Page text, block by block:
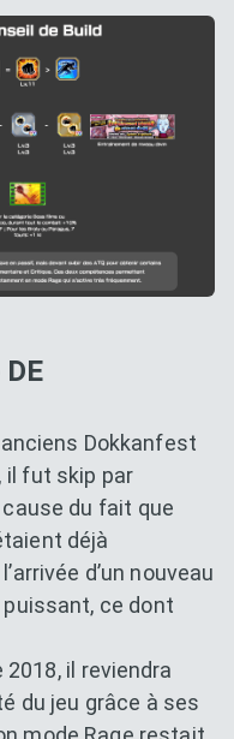
DE
Dokkanfest
il fut skip par
du fait que
déjà
d’un nouveau
ce dont
il reviendra
du jeu grâce à ses